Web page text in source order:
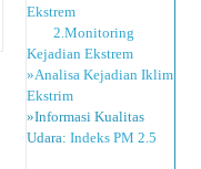
Ekstrem
2.Monitoring
Kejadian Ekstrem
»Analisa Kejadian Iklim
Ekstrim
»Informasi Kualitas
Udara: Indeks PM 2.5